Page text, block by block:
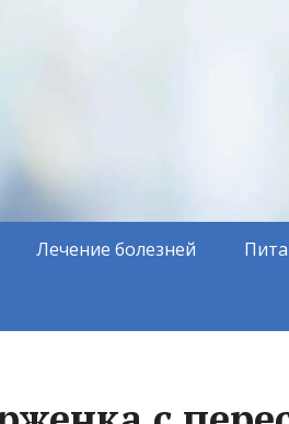
Лечение болезней